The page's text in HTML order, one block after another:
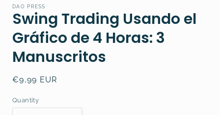
1
modal
DAO PRESS
Swing Trading Usando el
Gráfico de 4 Horas: 3
Manuscritos
Regular
€9,99 EUR
Quantity